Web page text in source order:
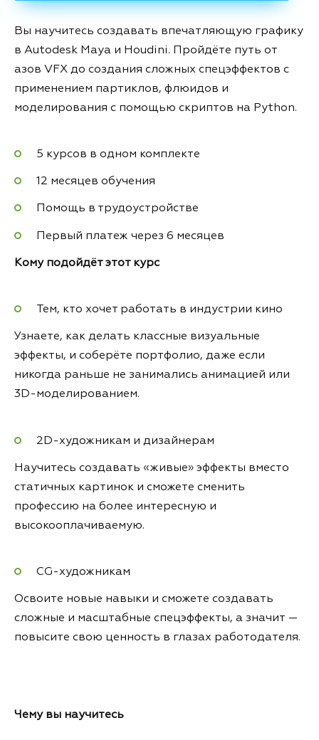
Вы научитесь создавать впечатляющую графику
в Autodesk Maya и Houdini. Пройдёте путь от
азов VFX до создания сложных спецэффектов с
применением партиклов, флюидов и
моделирования с помощью скриптов на Python.
5 курсов в одном комплекте
12 месяцев обучения
Помощь в трудоустройстве
Первый платеж через 6 месяцев
Кому подойдёт этот курс
Тем, кто хочет работать в индустрии кино
Узнаете, как делать классные визуальные
эффекты, и соберёте портфолио, даже если
никогда раньше не занимались анимацией или
3D-моделированием.
2D-художникам и дизайнерам
Научитесь создавать «живые» эффекты вместо
статичных картинок и сможете сменить
профессию на более интересную и
высокооплачиваемую.
CG-художникам
Освоите новые навыки и сможете создавать
сложные и масштабные спецэффекты, а значит —
повысите свою ценность в глазах работодателя.
Чему вы научитесь